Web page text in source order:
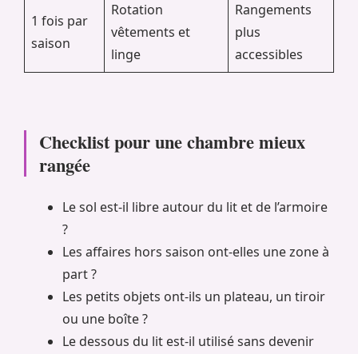
1 fois par
saison
Rotation
vêtements et
linge
Rangements
plus
accessibles
Checklist pour une chambre mieux
rangée
Le sol est-il libre autour du lit et de l’armoire
?
Les affaires hors saison ont-elles une zone à
part ?
Les petits objets ont-ils un plateau, un tiroir
ou une boîte ?
Le dessous du lit est-il utilisé sans devenir